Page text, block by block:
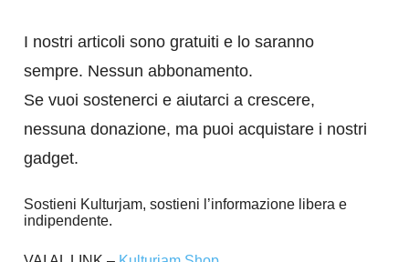
I nostri articoli sono gratuiti e lo saranno
sempre. Nessun abbonamento.
Se vuoi sostenerci e aiutarci a crescere,
nessuna donazione, ma puoi acquistare i nostri
gadget.
Sostieni Kulturjam, sostieni l’informazione libera e
indipendente.